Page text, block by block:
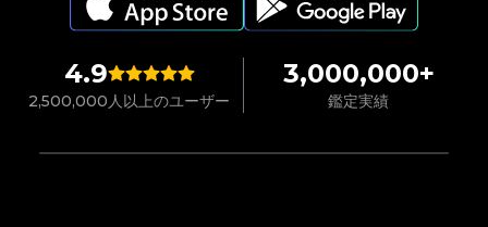
4.9
2,500,000人以上のユーザー
3,000,000+
鑑定実績